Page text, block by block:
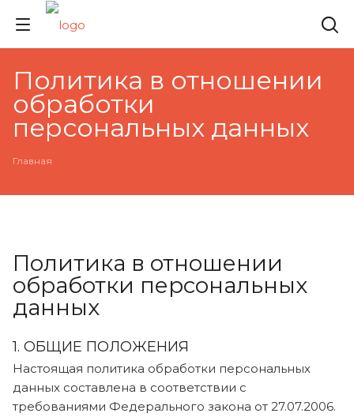
Политика в отношении
обработки
персональных данных
Главная
Политика в отношении
обработки персональных
данных
1. ОБЩИЕ ПОЛОЖЕНИЯ
Настоящая политика обработки персональных
данных составлена в соответствии с
требованиями Федерального закона от 27.07.2006.